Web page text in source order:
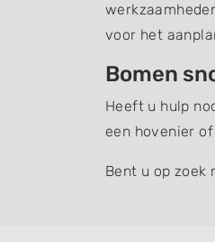
voor het
Bomen
Heeft u hulp
een hovenier
Bent u op zoek